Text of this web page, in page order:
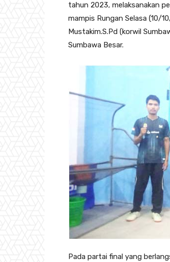
tahun 2023, melaksanakan
mampis Rungan Selasa (10/
Mustakim.S.Pd (korwil
Sumbawa Besar.
Pada partai final yang